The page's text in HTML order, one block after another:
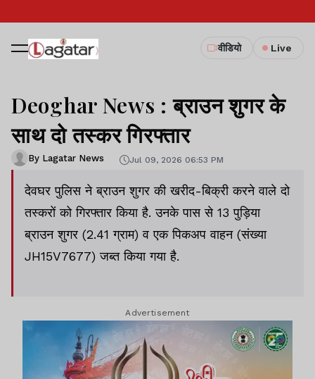
वीडियो Live
Deoghar News : ब्राउन शुगर के
साथ दो तस्कर गिरफ्तार
By Lagatar News Jul 09, 2026 06:53 PM
देवघर पुलिस ने ब्राउन शुगर की खरीद-बिक्री करने वाले दो
तस्करों को गिरफ्तार किया है. उनके पास से 13 पुड़िया
ब्राउन शुगर (2.41 ग्राम) व एक पिकअप वाहन (संख्या
JH15V7677) जब्त किया गया है.
Advertisement